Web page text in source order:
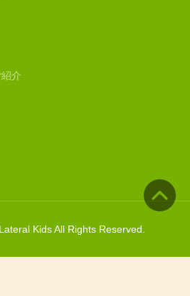
介
Kids All Rights Reserved.